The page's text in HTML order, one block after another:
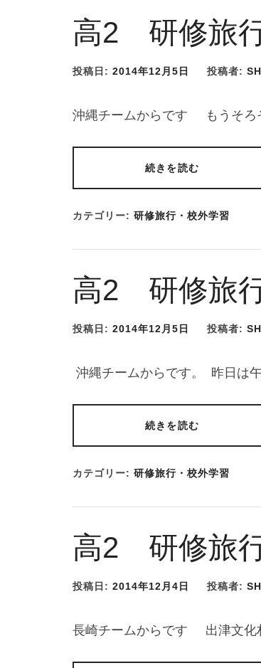
高2 研修旅
投稿日: 2014年12月5日 投稿者:
沖縄チームからです もうそろ
続きを読む
カテゴリー: 研修旅行・校外学習
高2 研修旅
投稿日: 2014年12月5日 投稿者:
沖縄チームからです。 昨日は
続きを読む
カテゴリー: 研修旅行・校外学習
高2 研修旅
投稿日: 2014年12月4日 投稿者:
長崎チームからです 出津文化